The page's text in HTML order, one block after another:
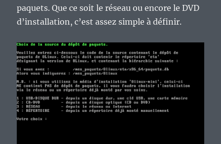
paquets. Que ce soit le réseau ou encore le DVD
d’installation, c’est assez simple à définir.